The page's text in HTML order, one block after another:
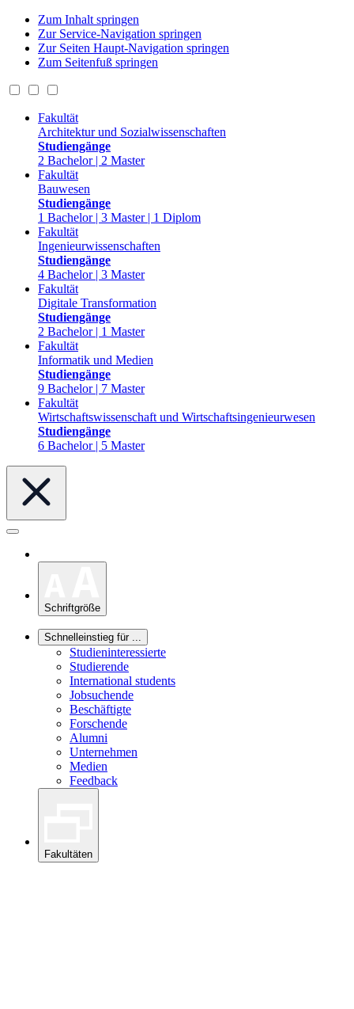
Zum Inhalt springen
Zur Service-Navigation springen
Zur Seiten Haupt-Navigation springen
Zum Seitenfuß springen
Fakultät
Architektur und Sozialwissenschaften
Studiengänge
2 Bachelor | 2 Master
Fakultät
Bauwesen
Studiengänge
1 Bachelor | 3 Master | 1 Diplom
Fakultät
Ingenieurwissenschaften
Studiengänge
4 Bachelor | 3 Master
Fakultät
Digitale Transformation
Studiengänge
2 Bachelor | 1 Master
Fakultät
Informatik und Medien
Studiengänge
9 Bachelor | 7 Master
Fakultät
Wirtschaftswissenschaft und Wirtschaftsingenieurwesen
Studiengänge
6 Bachelor | 5 Master
Schriftgröße
Schnelleinstieg für ...
Studieninteressierte
Studierende
International students
Jobsuchende
Beschäftigte
Forschende
Alumni
Unternehmen
Medien
Feedback
Fakultäten